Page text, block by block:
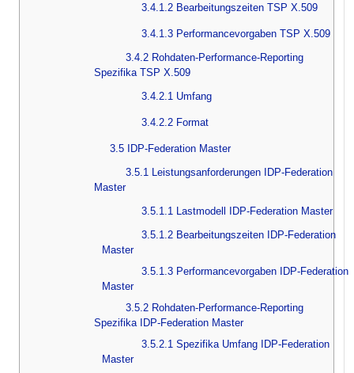
3.4.1.2 Bearbeitungszeiten TSP X.509
3.4.1.3 Performancevorgaben TSP X.509
3.4.2 Rohdaten-Performance-Reporting
Spezifika TSP X.509
3.4.2.1 Umfang
3.4.2.2 Format
3.5 IDP-Federation Master
3.5.1 Leistungsanforderungen IDP-Federation
Master
3.5.1.1 Lastmodell IDP-Federation Master
3.5.1.2 Bearbeitungszeiten IDP-Federation
Master
3.5.1.3 Performancevorgaben IDP-Federation
Master
3.5.2 Rohdaten-Performance-Reporting
Spezifika IDP-Federation Master
3.5.2.1 Spezifika Umfang IDP-Federation
Master